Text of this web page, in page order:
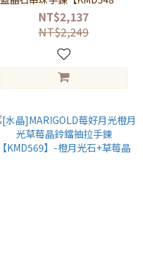
藍晶石
NT$2,137
NT$2,249